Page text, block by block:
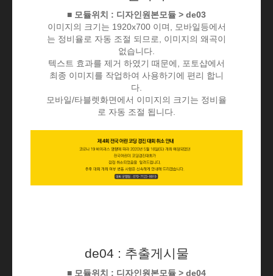
■ 모듈위치 : 디자인원본모듈 > de03
이미지의 크기는 1920x700 이며, 모바일등에서
는 정비율로 자동 조절 되므로, 이미지의 왜곡이
없습니다.
텍스트 효과를 제거 하였기 때문에, 포토샵에서
최종 이미지를 작업하여 사용하기에 편리 합니
다.
모바일/타블렛화면에서 이미지의 크기는 정비율
로 자동 조절 됩니다.
de04 : 추출게시물
■ 모듈위치 : 디자인원본모듈 > de04